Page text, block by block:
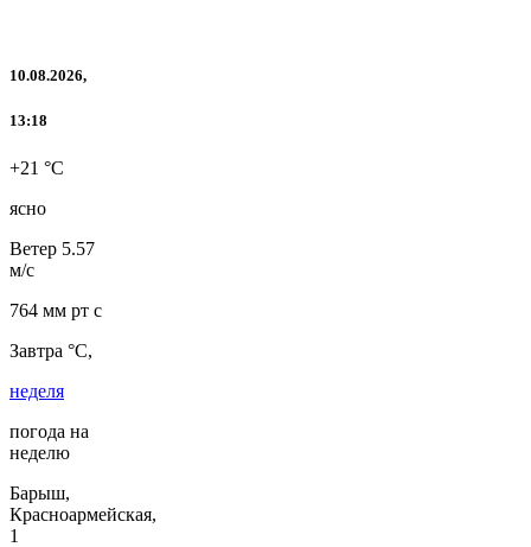
10.08.2026,
13:18
+21 °C
ясно
Ветер 5.57
м/с
764 мм рт с
Завтра °C,
неделя
погода на
неделю
Барыш,
Красноармейская,
1